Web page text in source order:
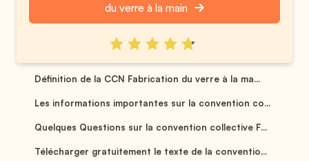
du verre à la main
Définition de la CCN Fabrication du verre à la ma...
Les informations importantes sur la convention co...
Quelques Questions sur la convention collective F...
Télécharger gratuitement le texte de la conventio...